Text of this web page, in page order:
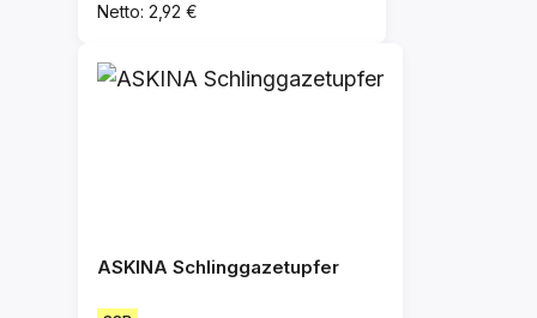
Netto: 2,92 €
ASKINA Schlinggazetupfer